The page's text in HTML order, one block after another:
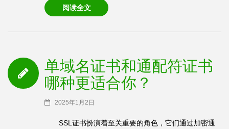
阅读全文
单域名证书和通配符证书
哪种更适合你？
2025年1月2日
SSL证书扮演着至关重要的角色，它们通过加密通